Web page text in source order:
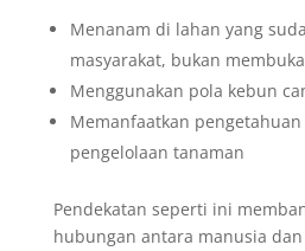
Menanam di lahan yang
masyarakat, bukan
Menggunakan pola kebun
Memanfaatkan
pengelolaan tanaman
Pendekatan seperti ini
hubungan antara manusia